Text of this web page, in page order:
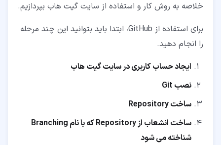
خلاصه به روش کار و استفاده از سایت گیت هاب بپردازیم.
برای استفاده از GitHub، ابتدا باید بتوانید این چند مرحله
را انجام دهید.
ایجاد حساب کاربری در سایت گیت هاب
نصب Git
ساخت Repository
ساخت انشعاب از Repository که با نام Branching
شناخته می شود